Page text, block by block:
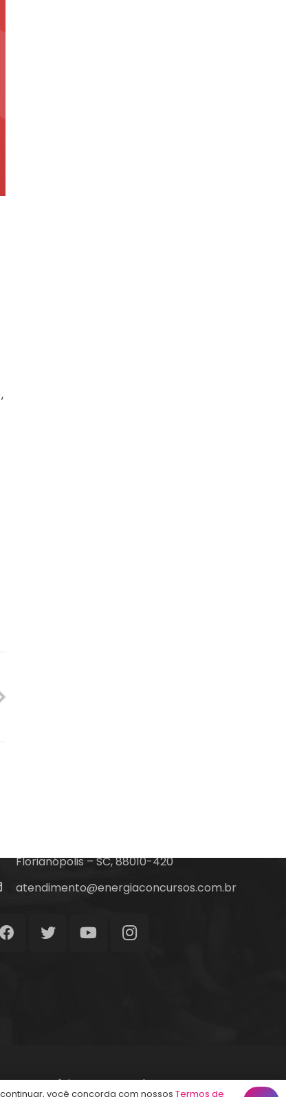
Florianópolis – SC, 88010-420
atendimento@energiaconcursos.com.br
Início Termos de Uso Contato
você concorda com nossos Termos de